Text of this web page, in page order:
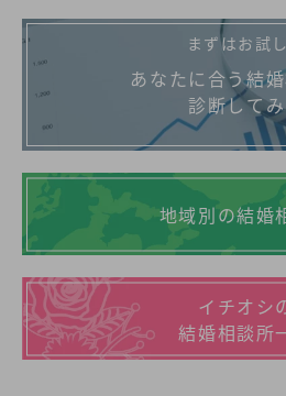
まずはお試し
あなたに合う結
診断して
地域別の結婚
イチオシ
結婚相談所